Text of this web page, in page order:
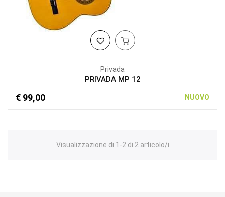
Privada
PRIVADA MP 12
€ 99,00 NUOVO
Visualizzazione di 1-2 di 2 articolo/i